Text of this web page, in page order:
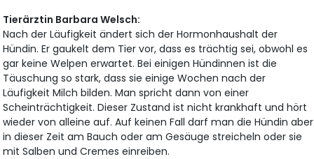
Tierärztin Barbara Welsch:
Nach der Läufigkeit ändert sich der Hormonhaushalt der
Hündin. Er gaukelt dem Tier vor, dass es trächtig sei, obwohl es
gar keine Welpen erwartet. Bei einigen Hündinnen ist die
Täuschung so stark, dass sie einige Wochen nach der
Läufigkeit Milch bilden. Man spricht dann von einer
Scheinträchtigkeit. Dieser Zustand ist nicht krankhaft und hört
wieder von alleine auf. Auf keinen Fall darf man die Hündin aber
in dieser Zeit am Bauch oder am Gesäuge streicheln oder sie
mit Salben und Cremes einreiben.